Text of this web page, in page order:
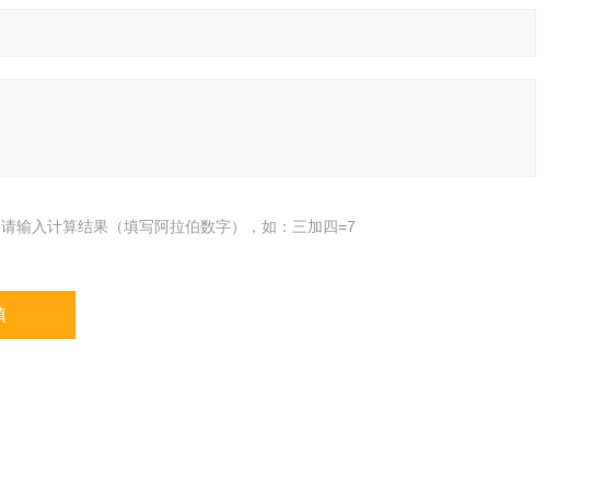
请输入计算结果（填写阿拉伯数字），如：三加四=7